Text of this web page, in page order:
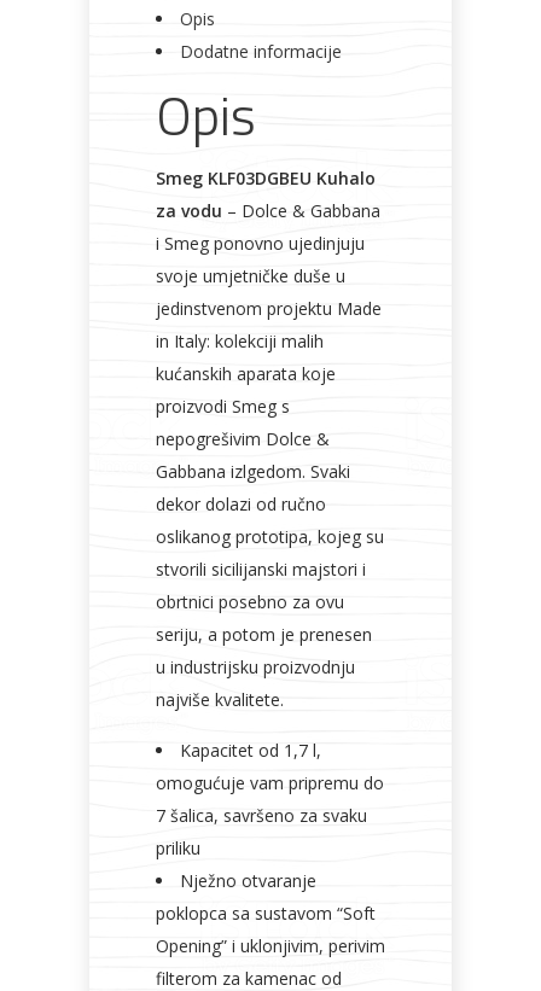
Opis
Dodatne informacije
Opis
Smeg KLF03DGBEU Kuhalo
za vodu – Dolce & Gabbana
i Smeg ponovno ujedinjuju
svoje umjetničke duše u
jedinstvenom projektu Made
in Italy: kolekciji malih
kućanskih aparata koje
proizvodi Smeg s
nepogrešivim Dolce &
Gabbana izlgedom. Svaki
dekor dolazi od ručno
oslikanog prototipa, kojeg su
stvorili sicilijanski majstori i
obrtnici posebno za ovu
seriju, a potom je prenesen
u industrijsku proizvodnju
najviše kvalitete.
Kapacitet od 1,7 l,
omogućuje vam pripremu do
7 šalica, savršeno za svaku
priliku
Nježno otvaranje
poklopca sa sustavom “Soft
Opening” i uklonjivim, perivim
filterom za kamenac od